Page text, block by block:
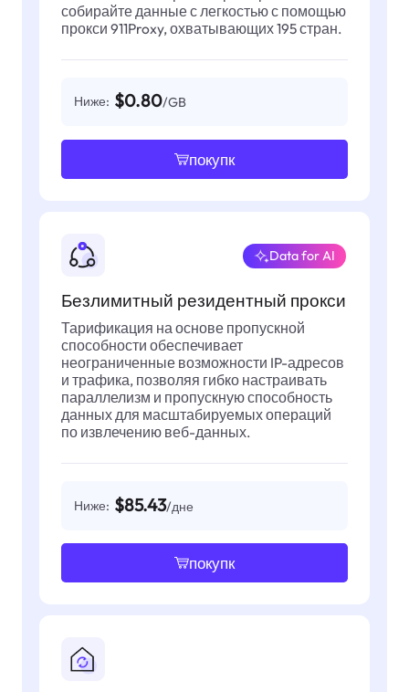
собирайте данные с легкостью с помощью
прокси 911Proxy, охватывающих 195 стран.
Ниже: $0.80/GB
покупк
Безлимитный резидентный прокси
Data for AI
Тарификация на основе пропускной
способности обеспечивает
неограниченные возможности IP-адресов
и трафика, позволяя гибко настраивать
параллелизм и пропускную способность
данных для масштабируемых операций
по извлечению веб-данных.
Ниже: $85.43/дне
покупк